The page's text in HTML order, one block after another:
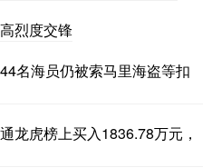
烈度交锋
名海员仍被索马里海盗等扣
龙虎榜上买入1836.78万元，